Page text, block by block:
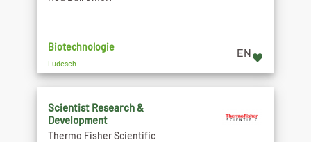
Biotechnologie
Ludesch
EN
Scientist Research &
Development
Thermo Fisher Scientific